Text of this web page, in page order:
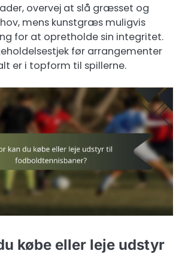
overvej at slå græsset og
mens kunstgræs muligvis
for at opretholde sin integritet.
før arrangementer
er i topform til spillerne.
købe eller leje udstyr